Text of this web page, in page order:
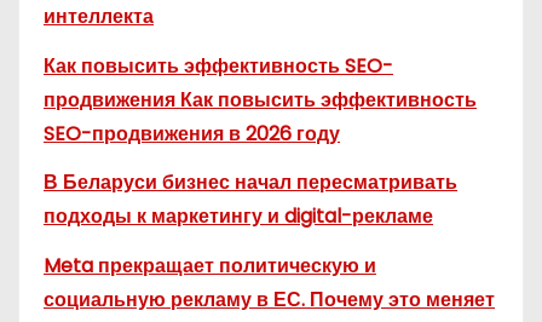
интеллекта
Как повысить эффективность SEO-
продвижения Как повысить эффективность
SEO-продвижения в 2026 году
В Беларуси бизнес начал пересматривать
подходы к маркетингу и digital-рекламе
Meta прекращает политическую и
социальную рекламу в ЕС. Почему это меняет